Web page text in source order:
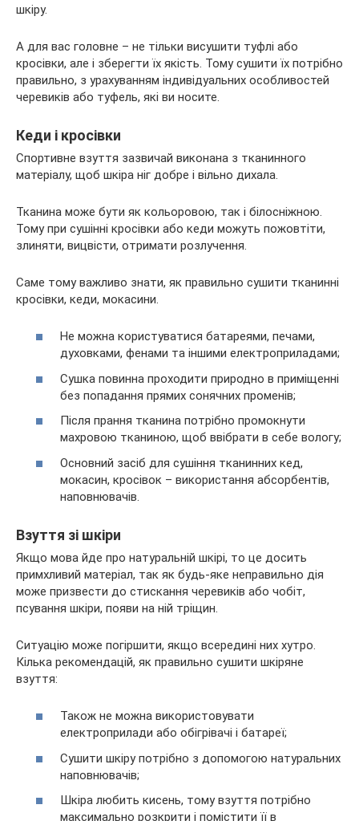
шкіру.
А для вас головне – не тільки висушити туфлі або
кросівки, але і зберегти їх якість. Тому сушити їх потрібно
правильно, з урахуванням індивідуальних особливостей
черевиків або туфель, які ви носите.
Кеди і кросівки
Спортивне взуття зазвичай виконана з тканинного
матеріалу, щоб шкіра ніг добре і вільно дихала.
Тканина може бути як кольоровою, так і білосніжною.
Тому при сушінні кросівки або кеди можуть пожовтіти,
злиняти, вицвісти, отримати розлучення.
Саме тому важливо знати, як правильно сушити тканинні
кросівки, кеди, мокасини.
Не можна користуватися батареями, печами,
духовками, фенами та іншими електроприладами;
Сушка повинна проходити природно в приміщенні
без попадання прямих сонячних променів;
Після прання тканина потрібно промокнути
махровою тканиною, щоб ввібрати в себе вологу;
Основний засіб для сушіння тканинних кед,
мокасин, кросівок – використання абсорбентів,
наповнювачів.
Взуття зі шкіри
Якщо мова йде про натуральній шкірі, то це досить
примхливий матеріал, так як будь-яке неправильно дія
може призвести до стискання черевиків або чобіт,
псування шкіри, появи на ній тріщин.
Ситуацію може погіршити, якщо всередині них хутро.
Кілька рекомендацій, як правильно сушити шкіряне
взуття:
Також не можна використовувати
електроприлади або обігрівачі і батареї;
Сушити шкіру потрібно з допомогою натуральних
наповнювачів;
Шкіра любить кисень, тому взуття потрібно
максимально розкрити і помістити її в